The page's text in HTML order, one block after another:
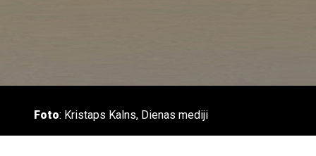
Foto: Kristaps Kalns, Dienas mediji